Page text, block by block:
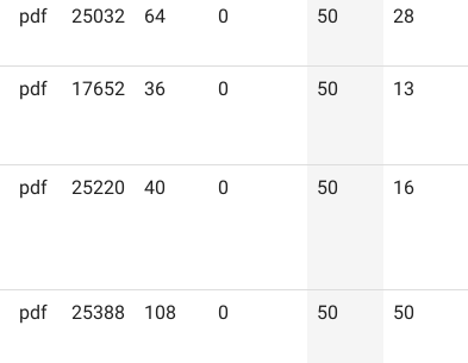
pdf 25032 64 0 50 28
pdf 17652 36 0 50 13
pdf 25220 40 0 50 16
pdf 25388 108 0 50 50